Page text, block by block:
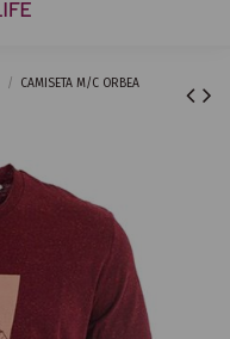
CAMISETA M/C ORBEA